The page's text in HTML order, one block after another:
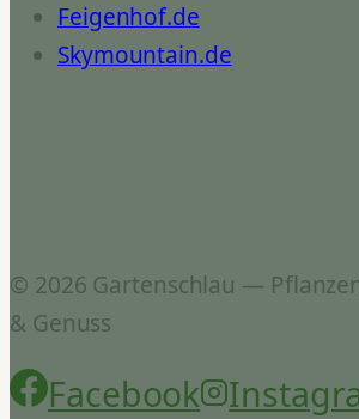
Feigenhof.de
Skymountain.de
© 2026 Gartenschlau —
& Genuss
Facebook